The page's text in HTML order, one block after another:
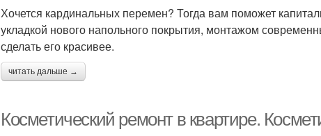
Хочется кардинальных перемен? Тогда вам поможет
укладкой нового напольного покрытия, монтажом
сделать его красивее.
читать дальше →
Косметический ремонт в квартире.